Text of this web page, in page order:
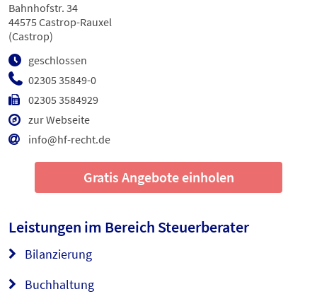
02305 35849-0
02305 3584929
zur Webseite
info@hf-recht.de
geschlossen
Bahnhofstr. 34
44575 Castrop-Rauxel
(Castrop)
Gratis Angebote einholen
Leistungen im Bereich Steuerberater
Bilanzierung
Buchhaltung